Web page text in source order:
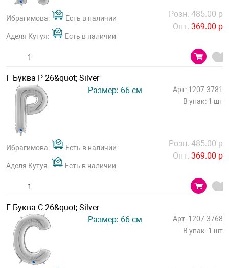
Ибрагимова: Есть в наличии
Аделя Кутуя: Есть в наличии
Розн. 485.00 р
Опт. 369.00 р
Г Буква Р 26&quot; Silver
Размер: 66 см
Арт: 1207-3781
В упак: 1 шт
Ибрагимова: Есть в наличии
Аделя Кутуя: Есть в наличии
Розн. 485.00 р
Опт. 369.00 р
Г Буква С 26&quot; Silver
Размер: 66 см
Арт: 1207-3768
В упак: 1 шт